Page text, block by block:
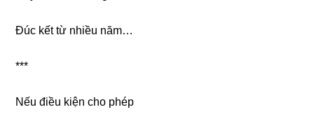
Đúc kết từ nhiều năm…
***
Nếu điều kiện cho phép